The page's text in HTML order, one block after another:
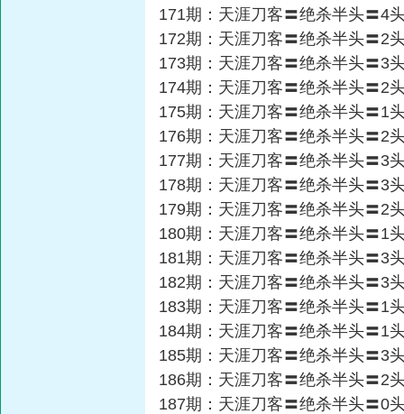
171期：天涯刀客〓绝杀半头〓4
172期：天涯刀客〓绝杀半头〓2
173期：天涯刀客〓绝杀半头〓3
174期：天涯刀客〓绝杀半头〓2
175期：天涯刀客〓绝杀半头〓1
176期：天涯刀客〓绝杀半头〓2
177期：天涯刀客〓绝杀半头〓3
178期：天涯刀客〓绝杀半头〓3
179期：天涯刀客〓绝杀半头〓2
180期：天涯刀客〓绝杀半头〓1
181期：天涯刀客〓绝杀半头〓3
182期：天涯刀客〓绝杀半头〓3
183期：天涯刀客〓绝杀半头〓1
184期：天涯刀客〓绝杀半头〓1
185期：天涯刀客〓绝杀半头〓3
186期：天涯刀客〓绝杀半头〓2
187期：天涯刀客〓绝杀半头〓0